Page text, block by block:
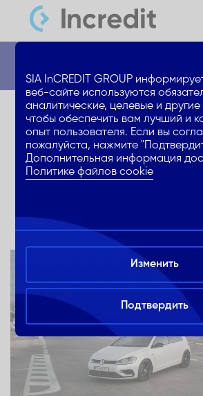
Кредит на
автомобиля,
месяцев без
SIA InCREDIT GROUP
веб-сайте используются
аналитические, целевые и
чтобы обеспечить вам лучший и
опыт пользователя. Если вы
пожалуйста, нажмите
Дополнительная информация
Политике файлов cookie
Изменить
Подтвердить